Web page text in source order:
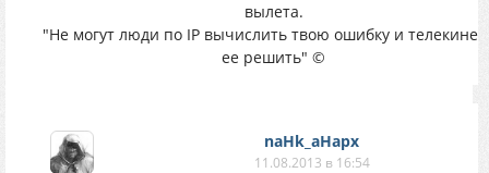
вылета.
"Не могут люди по IP вычислить твою ошибку и
ее решить" ©
naHk_aHapx
11.08.2013 в 16:54